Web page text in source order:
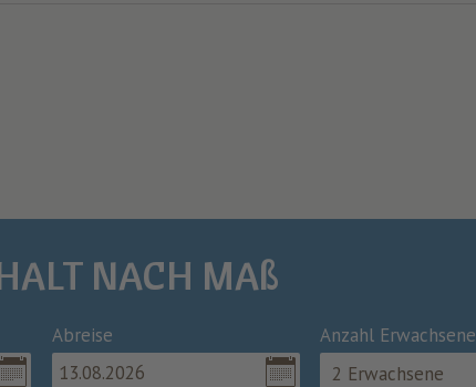
NACH MAß
Abreise
Anzahl Erwachsene
2 Erwachsene